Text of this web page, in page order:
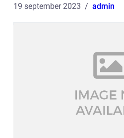
19 september 2023 admin